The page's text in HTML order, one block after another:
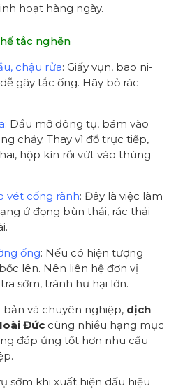
hoạt hàng ngày.
tắc nghẽn
chậu rửa: Giấy vụn, bao ni-
gây tắc ống. Hãy bỏ rác
: Dầu mỡ đông tụ, bám vào
chảy. Thay vì đổ trực tiếp,
hộp kín rồi vứt vào thùng
vét cống rãnh: Đây là việc làm
ứ đọng bùn thải, rác thải
ống: Nếu có hiện tượng
lên. Nên liên hệ đơn vị
sớm, tránh hư hại lớn.
bản và chuyên nghiệp, dịch
Đức cùng nhiều hạng mục
đáp ứng tốt hơn nhu cầu
sớm khi xuất hiện dấu hiệu